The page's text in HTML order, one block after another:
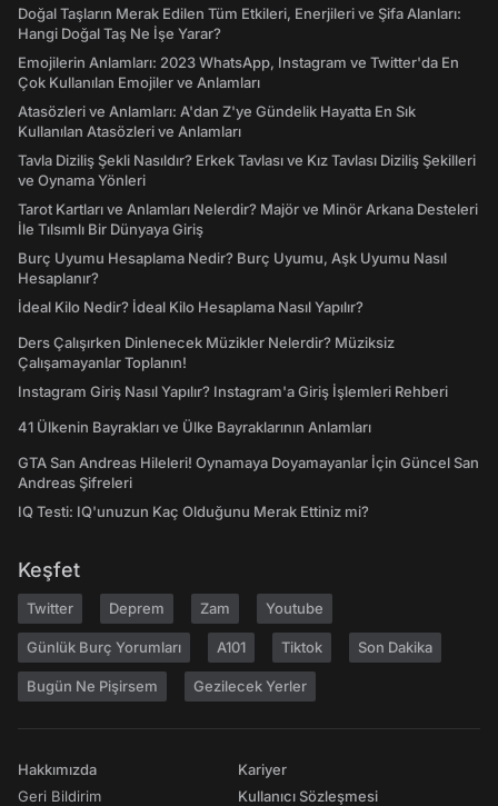
Doğal Taşların Merak Edilen Tüm Etkileri, Enerjileri ve Şifa Alanları:
Hangi Doğal Taş Ne İşe Yarar?
Emojilerin Anlamları: 2023 WhatsApp, Instagram ve Twitter'da En
Çok Kullanılan Emojiler ve Anlamları
Atasözleri ve Anlamları: A'dan Z'ye Gündelik Hayatta En Sık
Kullanılan Atasözleri ve Anlamları
Tavla Diziliş Şekli Nasıldır? Erkek Tavlası ve Kız Tavlası Diziliş Şekilleri
ve Oynama Yönleri
Tarot Kartları ve Anlamları Nelerdir? Majör ve Minör Arkana Desteleri
İle Tılsımlı Bir Dünyaya Giriş
Burç Uyumu Hesaplama Nedir? Burç Uyumu, Aşk Uyumu Nasıl
Hesaplanır?
İdeal Kilo Nedir? İdeal Kilo Hesaplama Nasıl Yapılır?
Ders Çalışırken Dinlenecek Müzikler Nelerdir? Müziksiz
Çalışamayanlar Toplanın!
Instagram Giriş Nasıl Yapılır? Instagram'a Giriş İşlemleri Rehberi
41 Ülkenin Bayrakları ve Ülke Bayraklarının Anlamları
GTA San Andreas Hileleri! Oynamaya Doyamayanlar İçin Güncel San
Andreas Şifreleri
IQ Testi: IQ'unuzun Kaç Olduğunu Merak Ettiniz mi?
Keşfet
Twitter Deprem Zam Youtube
Günlük Burç Yorumları A101 Tiktok Son Dakika
Bugün Ne Pişirsem Gezilecek Yerler
Hakkımızda
Geri Bildirim
Kariyer
Kullanıcı Sözleşmesi